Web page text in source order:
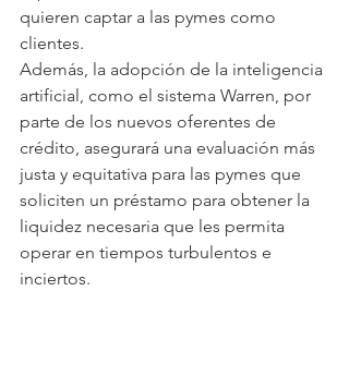
quieren captar a las pymes como
clientes.
Además, la adopción de la inteligencia
artificial, como el sistema Warren, por
parte de los nuevos oferentes de
crédito, asegurará una evaluación más
justa y equitativa para las pymes que
soliciten un préstamo para obtener la
liquidez necesaria que les permita
operar en tiempos turbulentos e
inciertos.